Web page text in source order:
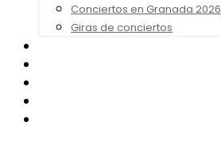
Conciertos en Granada 2026
Giras de conciertos